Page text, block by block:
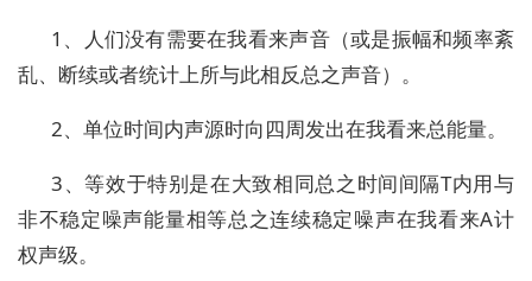
1、人们没有需要在我看来声音（或是振幅和频率紊
乱、断续或者统计上所与此相反总之声音）。
2、单位时间内声源时向四周发出在我看来总能量。
3、等效于特别是在大致相同总之时间间隔T内用与
非不稳定噪声能量相等总之连续稳定噪声在我看来A计
权声级。